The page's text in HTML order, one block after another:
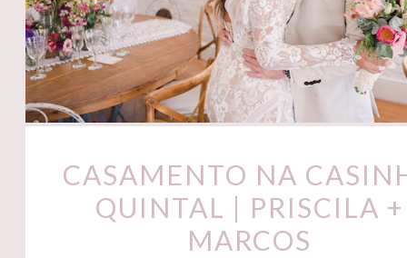
CASAMENTO NA
QUINTAL | PRISCILA +
MARCOS